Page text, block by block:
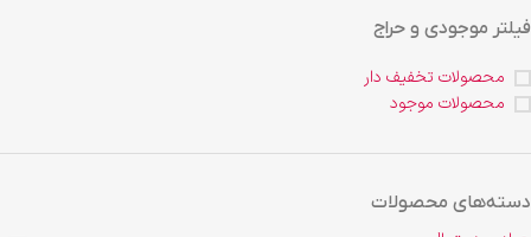
فیلتر موجودی و حراج
محصولات تخفیف دار
محصولات موجود
دسته‌های محصولات